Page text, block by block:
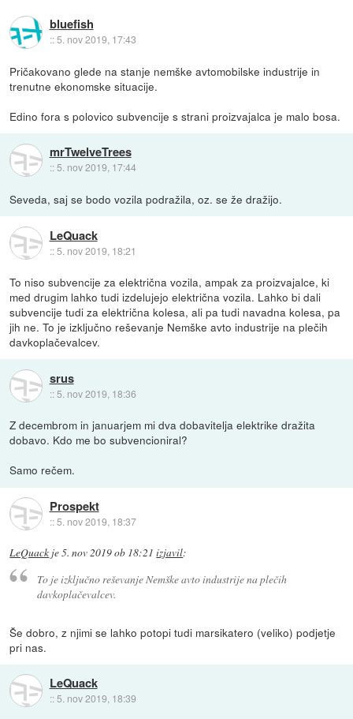
bluefish
::5. nov 2019, 17:43
Pričakovano glede na stanje nemške avtomobilske industrije in
trenutne ekonomske situacije.
Edino fora s polovico subvencije s strani proizvajalca je malo bosa.
mrTwelveTrees
:: 5. nov 2019, 17:44
Seveda, saj se bodo vozila podražila, oz. se že dražijo.
LeQuack
::5. nov 2019, 18:21
To niso subvencije za električna vozila, ampak za proizvajalce, ki
med drugim lahko tudi izdelujejo električna vozila. Lahko bi dali
subvencije tudi za električna kolesa, ali pa tudi navadna kolesa, pa
jih ne. To je izključno reševanje Nemške avto industrije na plečih
davkoplačevalcev.
srus
:: 5. nov 2019, 18:36
Z decembrom in januarjem mi dva dobavitelja elektrike dražita
dobavo. Kdo me bo subvencioniral?
Samo rečem.
Prospekt
::5. nov 2019, 18:37
LeQuack je5. nov 2019 ob 18:21 izjavil:
To je izključno reševanje Nemške avto industrije na plečih
davkoplačevalcev.
Še dobro, z njimi se lahko potopi tudi marsikatero (veliko) podjetje
pri nas.
LeQuack
:: 5. nov 2019, 18:39